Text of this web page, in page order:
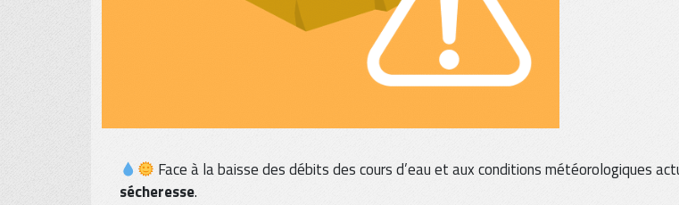
Face à la baisse des débits des cours d’eau et aux conditions météorologiques
sécheresse.